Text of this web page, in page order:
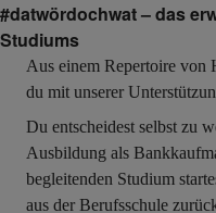
#datwördochwat – das
Studiums
Aus einem Repertoire von
du mit unserer
Du entscheidest selbst zu
Ausbildung als
begleitenden Studium
aus der Berufsschule